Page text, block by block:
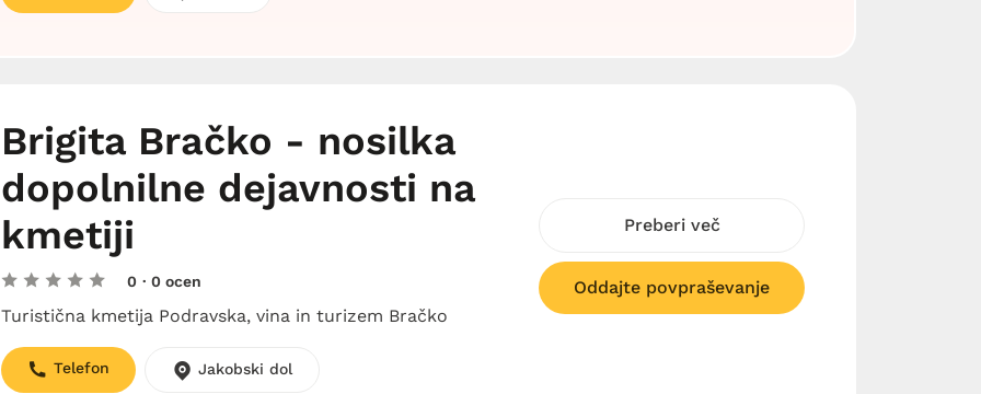
Brigita Bračko - nosilka
dopolnilne dejavnosti na
kmetiji
0 · 0 ocen
Turistična kmetija Podravska, vina in turizem Bračko
Telefon Jakobski dol
Preberi več
Oddajte povpraševanje